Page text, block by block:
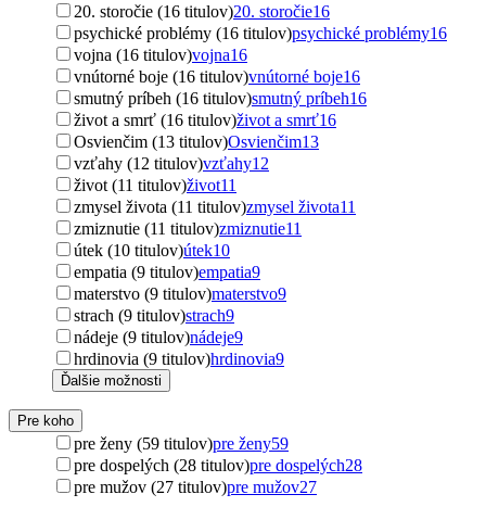
20. storočie (16 titulov)20. storočie16
psychické problémy (16 titulov)psychické problémy16
vojna (16 titulov)vojna16
vnútorné boje (16 titulov)vnútorné boje16
smutný príbeh (16 titulov)smutný príbeh16
život a smrť (16 titulov)život a smrť16
Osvienčim (13 titulov)Osvienčim13
vzťahy (12 titulov)vzťahy12
život (11 titulov)život11
zmysel života (11 titulov)zmysel života11
zmiznutie (11 titulov)zmiznutie11
útek (10 titulov)útek10
empatia (9 titulov)empatia9
materstvo (9 titulov)materstvo9
strach (9 titulov)strach9
nádeje (9 titulov)nádeje9
hrdinovia (9 titulov)hrdinovia9
Ďalšie možnosti
Pre koho
pre ženy (59 titulov)pre ženy59
pre dospelých (28 titulov)pre dospelých28
pre mužov (27 titulov)pre mužov27